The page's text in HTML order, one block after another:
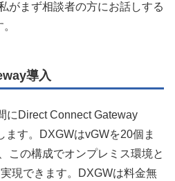
がまず相談者の方にお話しする
導入
にDirect Connect Gateway
ます。DXGWはvGWを20個ま
この構成でオンプレミス環境と
現できます。DXGWは料金無